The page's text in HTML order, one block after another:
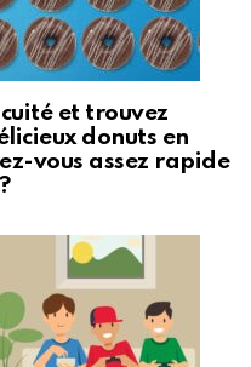
et trouvez
donuts en
vous assez rapide